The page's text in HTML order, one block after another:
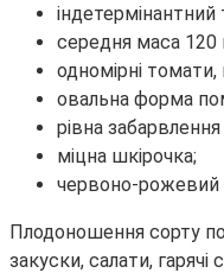
індетермінантний
середня маса 120
одномірні
овальна форма
рівна
міцна шкірочка;
червоно-рожевий
Плодоношення сорту
закуски, салати, гарячі